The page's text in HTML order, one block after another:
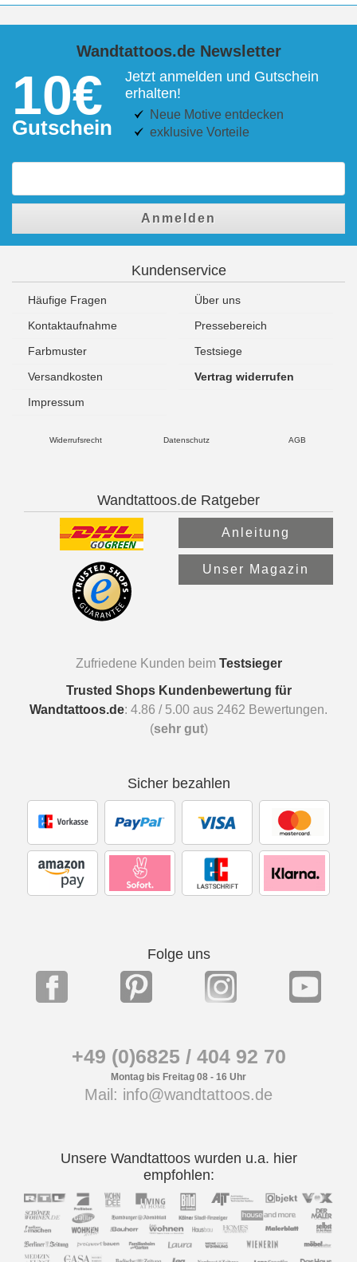
Wandtattoos.de Newsletter
10€
Gutschein
Jetzt anmelden und Gutschein
erhalten!
Neue Motive entdecken
exklusive Vorteile
Anmelden
Kundenservice
Häufige Fragen
Über uns
Kontaktaufnahme
Pressebereich
Farbmuster
Testsiege
Versandkosten
Vertrag widerrufen
Impressum
Widerrufsrecht Datenschutz AGB
Wandtattoos.de Ratgeber
Anleitung
Unser Magazin
Zufriedene Kunden beim Testsieger
Trusted Shops Kundenbewertung für
Wandtattoos.de: 4.86 / 5.00 aus 2462 Bewertungen.
(sehr gut)
Sicher bezahlen
Folge uns
+49 (0)6825 / 404 92 70
Montag bis Freitag 08 - 16 Uhr
Mail: info@wandtattoos.de
Unsere Wandtattoos wurden u.a. hier
empfohlen: